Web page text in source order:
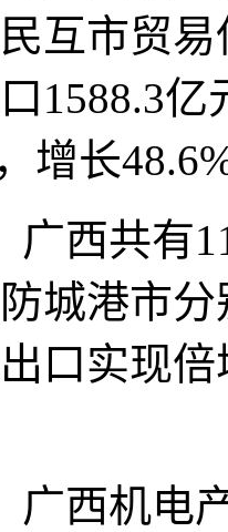
互市贸
1588.3
增长
西共有11
城港市
口实现
西机电产